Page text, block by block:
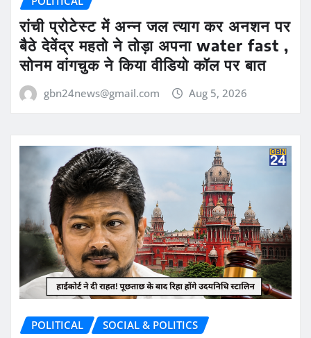
रांची प्रोटेस्ट में अन्न जल त्याग कर अनशन पर
बैठे देवेंद्र महतो ने तोड़ा अपना water fast ,
सोनम वांगचुक ने किया वीडियो कॉल पर बात
gbn24news@gmail.com Aug 5, 2026
POLITICAL SOCIAL & POLITICS